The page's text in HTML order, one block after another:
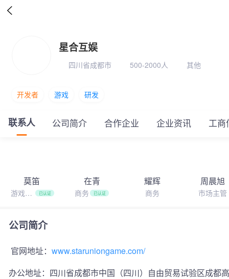

星合互娱
四川省成都市 500-2000人 其他
开发者 游戏 研发
联系人 公司简介 合作企业 企业资讯 工商
莫笛
游戏商
已认证
在青
商务 已认证
耀辉
商务
周晨旭
市场主管
公司简介
官网地址： www.staruniongame.com/
办公地址： 四川省成都市中国（四川）自由贸易试验区成都